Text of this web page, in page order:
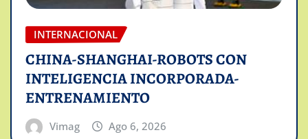
INTERNACIONAL
CHINA-SHANGHAI-ROBOTS CON
INTELIGENCIA INCORPORADA-
ENTRENAMIENTO
Vimag Ago 6, 2026